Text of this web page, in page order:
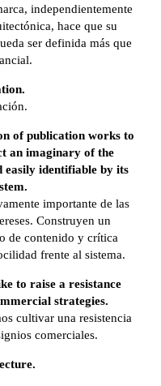
independientemente
hace que su
ser definida más que
of publication works to
an imaginary of the
identifiable by its
importante de las
Construyen un
de contenido y crítica
frente al sistema.
to raise a resistance
strategies.
cultivar una resistencia
comerciales.